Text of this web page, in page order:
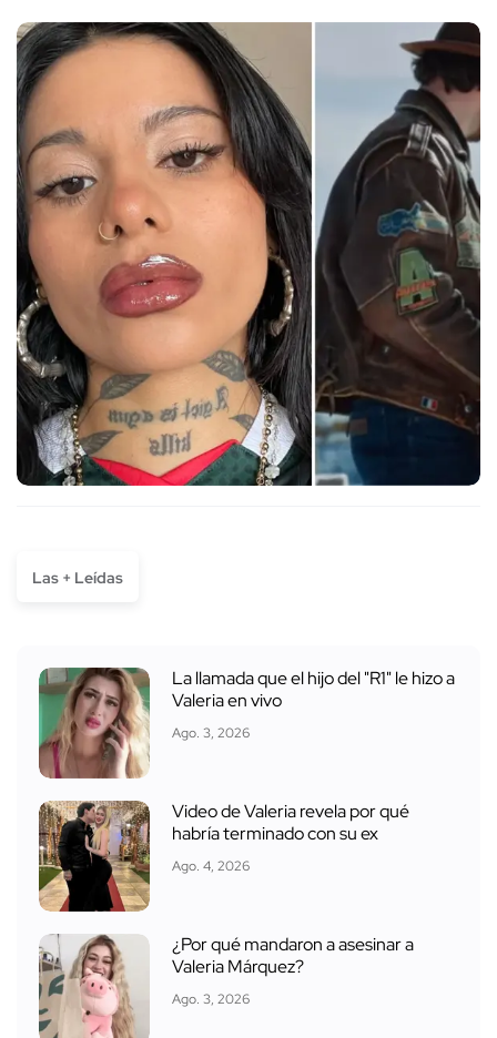
Las + Leídas
La llamada que el hijo del "R1" le hizo a
Valeria en vivo
Ago. 3, 2026
Video de Valeria revela por qué
habría terminado con su ex
Ago. 4, 2026
¿Por qué mandaron a asesinar a
Valeria Márquez?
Ago. 3, 2026